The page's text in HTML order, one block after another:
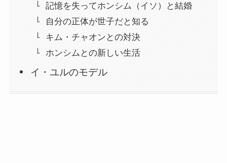
記憶を失ってホンシム（イソ）と結婚
自分の正体が世子だと知る
キム・チャオンとの対決
ホンシムとの新しい生活
イ・ユルのモデル